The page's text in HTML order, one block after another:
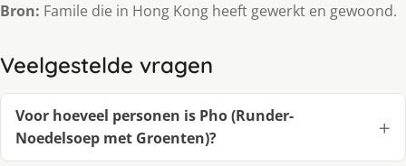
Bron: Famile die in Hong Kong heeft gewerkt en gewoond.
Veelgestelde vragen
Voor hoeveel personen is Pho (Runder-
Noedelsoep met Groenten)?